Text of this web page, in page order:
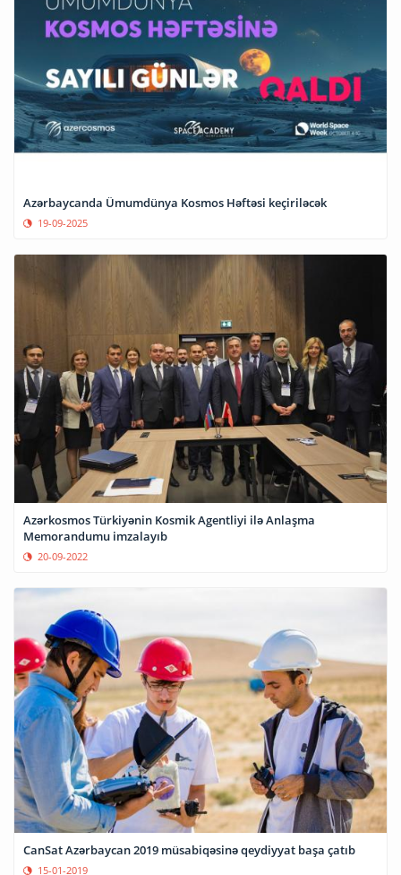
Azərbaycanda Ümumdünya Kosmos Həftəsi keçiriləcək
19-09-2025
Azərkosmos Türkiyənin Kosmik Agentliyi ilə Anlaşma
Memorandumu imzalayıb
20-09-2022
CanSat Azərbaycan 2019 müsabiqəsinə qeydiyyat başa çatıb
15-01-2019